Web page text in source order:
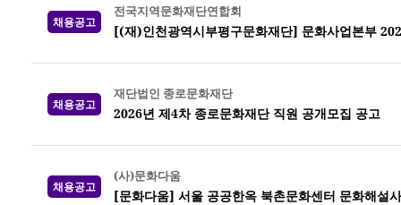
채용공고
전국지역문화재단연합회
[(재)인천광역시부평구문화재단] 문화사업본부
채용공고
재단법인 종로문화재단
2026년 제4차 종로문화재단 직원 공개모집 공고
채용공고
(사)문화다움
[문화다움] 서울 공공한옥 북촌문화센터 문화해설